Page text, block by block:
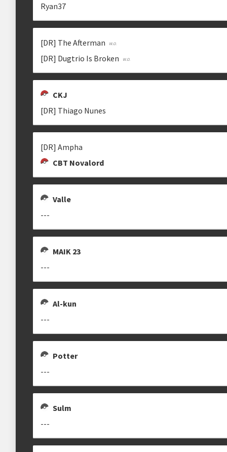
Estrutura das chaves
Etapa única Chaves mata-mata
mrodrigues22
Ryan37
[DR] The Afterman
[DR] Dugtrio Is Broken
CKJ
[DR] Thiago Nunes
[DR] Ampha
CBT Novalord
Valle
---
MAIK 23
---
Al-kun
---
Potter
---
Sulm
---